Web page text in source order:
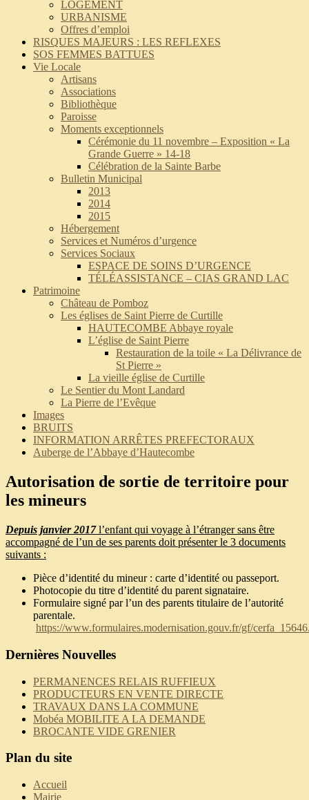
LOGEMENT
URBANISME
Offres d’emploi
RISQUES MAJEURS : LES REFLEXES
SOS FEMMES BATTUES
Vie Locale
Artisans
Associations
Bibliothèque
Paroisse
Moments exceptionnels
Cérémonie du 11 novembre – Exposition « La
Grande Guerre » 14-18
Célébration de la Sainte Barbe
Bulletin Municipal
2013
2014
2015
Hébergement
Services et Numéros d’urgence
Services Sociaux
ESPACE DE SOINS D’URGENCE
TÉLÉASSISTANCE – CIAS GRAND LAC
Patrimoine
Château de Pomboz
Les églises de Saint Pierre de Curtille
HAUTECOMBE Abbaye royale
L’église de Saint Pierre
Restauration de la toile « La Délivrance de
St Pierre »
La vieille église de Curtille
Le Sentier du Mont Landard
La Pierre de l’Evêque
Images
BRUITS
INFORMATION ARRÊTES PREFECTORAUX
Auberge de l’Abbaye d’Hautecombe
Autorisation de sortie de territoire pour
les mineurs
Depuis janvier 2017l’enfant qui voyage à l’étranger sans être
accompagné de l’un de ses parents doit présenter le 3 documents
suivants :
Pièce d’identité du mineur : carte d’identité ou passeport.
Photocopie du titre d’identité du parent signataire.
Formulaire signé par l’un des parents titulaire de l’autorité
parentale.
https://www.formulaires.modernisation.gouv.fr/gf/
Dernières Nouvelles
PERMANENCES RELAIS RUFFIEUX
PRODUCTEURS EN VENTE DIRECTE
TRAVAUX DANS LA COMMUNE
Mobéa MOBILITE A LA DEMANDE
BROCANTE VIDE GRENIER
Plan du site
Accueil
Mairie